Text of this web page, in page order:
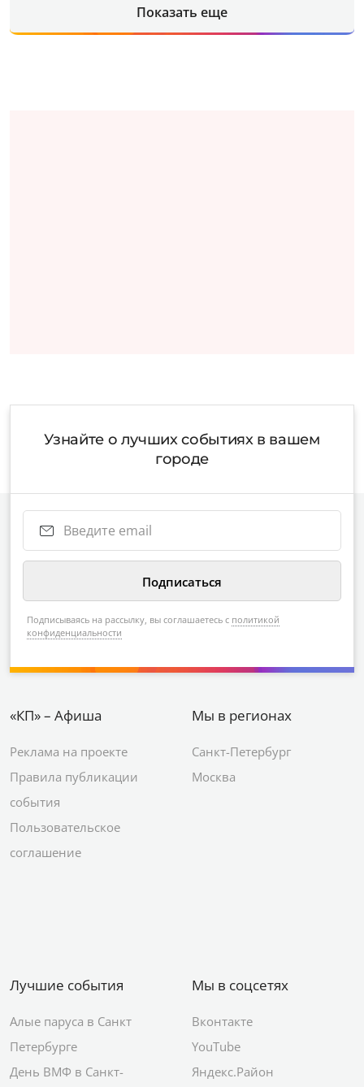
Показать еще
Узнайте о лучших событиях в вашем
городе
Подписываясь на рассылку, вы соглашаетесь с политикой
конфиденциальности
«КП» – Афиша
Реклама на проекте
Правила публикации
события
Пользовательское
соглашение
Мы в регионах
Санкт-Петербург
Москва
Лучшие события
Алые паруса в Санкт
Петербурге
День ВМФ в Санкт-
Мы в соцсетях
Вконтакте
YouTube
Яндекс.Район